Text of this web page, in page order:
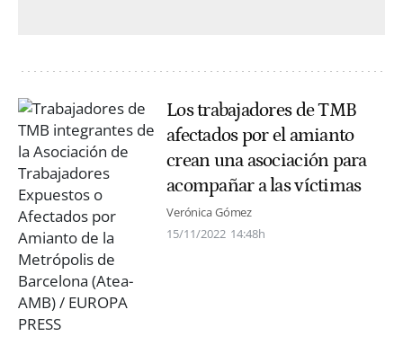
Los trabajadores de TMB
afectados por el amianto
crean una asociación para
acompañar a las víctimas
Verónica Gómez
15/11/2022 14:48h